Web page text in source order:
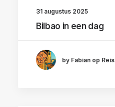
31 augustus 2025
Bilbao in een dag
by Fabian op Reis